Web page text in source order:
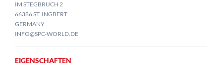
IM STEGBRUCH 2
66386 ST. INGBERT
GERMANY
INFO@SPC-WORLD.DE
EIGENSCHAFTEN